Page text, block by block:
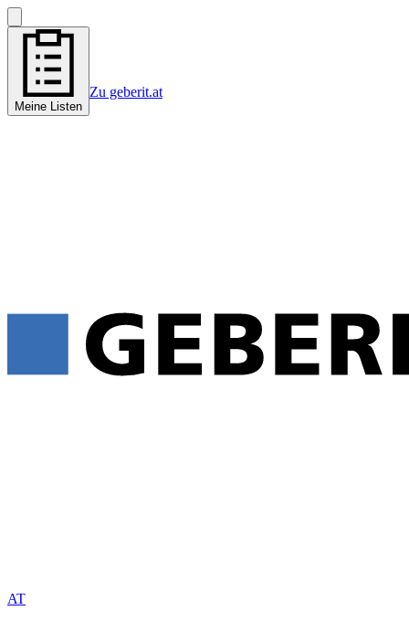
Meine Listen
Zu geberit.at
AT